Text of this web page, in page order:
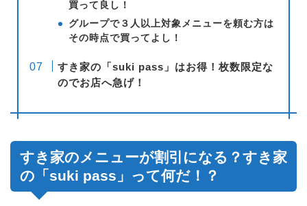
買って良し！
グループで３人以上対象メニューを頼む方は
その時点で買ってよし！
すき家の「suki pass」はお得！枚数限定な
のでお店へ急げ！
すき家のメニューが割引になる？すき家
の「suki pass」って何だ！？